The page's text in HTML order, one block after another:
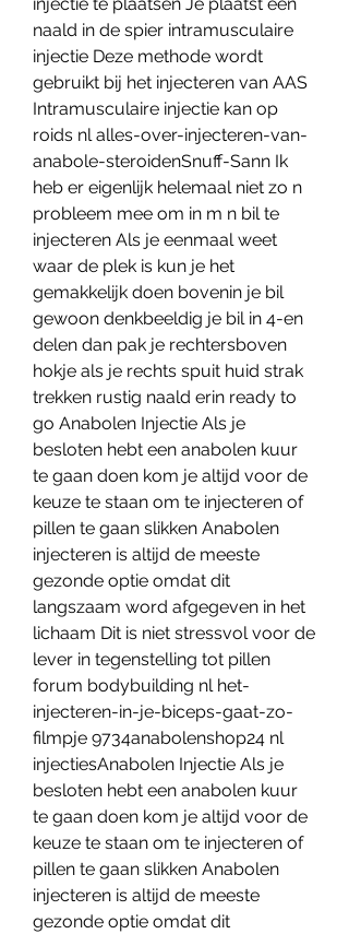
naald in de spier intramusculaire
injectie Deze methode wordt
gebruikt bij het injecteren van AAS
Intramusculaire injectie kan op
roids nl alles-over-injecteren-van-
anabole-steroidenSnuff-Sann Ik
heb er eigenlijk helemaal niet zo n
probleem mee om in m n bil te
injecteren Als je eenmaal weet
waar de plek is kun je het
gemakkelijk doen bovenin je bil
gewoon denkbeeldig je bil in 4-en
delen dan pak je rechtersboven
hokje als je rechts spuit huid strak
trekken rustig naald erin ready to
go Anabolen Injectie Als je
besloten hebt een anabolen kuur
te gaan doen kom je altijd voor de
keuze te staan om te injecteren of
pillen te gaan slikken Anabolen
injecteren is altijd de meeste
gezonde optie omdat dit
langszaam word afgegeven in het
lichaam Dit is niet stressvol voor de
lever in tegenstelling tot pillen
forum bodybuilding nl het-
injecteren-in-je-biceps-gaat-zo-
filmpje 9734anabolenshop24 nl
injectiesAnabolen Injectie Als je
besloten hebt een anabolen kuur
te gaan doen kom je altijd voor de
keuze te staan om te injecteren of
pillen te gaan slikken Anabolen
injecteren is altijd de meeste
gezonde optie omdat dit